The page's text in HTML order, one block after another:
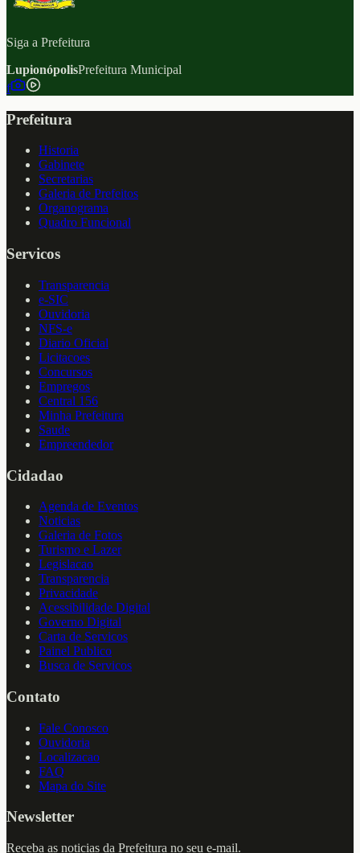
Siga a Prefeitura
LupionópolisPrefeitura Municipal
f
Prefeitura
Historia
Gabinete
Secretarias
Galeria de Prefeitos
Organograma
Quadro Funcional
Servicos
Transparencia
e-SIC
Ouvidoria
NFS-e
Diario Oficial
Licitacoes
Concursos
Empregos
Central 156
Minha Prefeitura
Saude
Empreendedor
Cidadao
Agenda de Eventos
Noticias
Galeria de Fotos
Turismo e Lazer
Legislacao
Transparencia
Privacidade
Acessibilidade Digital
Governo Digital
Carta de Servicos
Painel Publico
Busca de Servicos
Contato
Fale Conosco
Ouvidoria
Localizacao
FAQ
Mapa do Site
Newsletter
Receba as noticias da Prefeitura no seu e-mail.